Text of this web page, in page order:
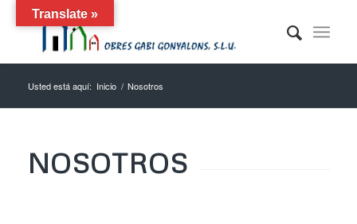
Usted está aquí: Inicio / Nosotros
NOSOTROS
Translate »